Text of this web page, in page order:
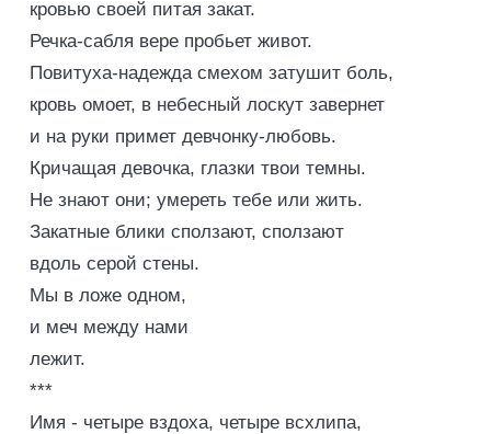
кровью своей питая закат.
Речка-сабля вере пробьет живот.
Повитуха-надежда смехом затушит боль,
кровь омоет, в небесный лоскут завернет
и на руки примет девчонку-любовь.
Кричащая девочка, глазки твои темны.
Не знают они; умереть тебе или жить.
Закатные блики сползают, сползают
вдоль серой стены.
Мы в ложе одном,
и меч между нами
лежит.
***
Имя - четыре вздоха, четыре всхлипа,